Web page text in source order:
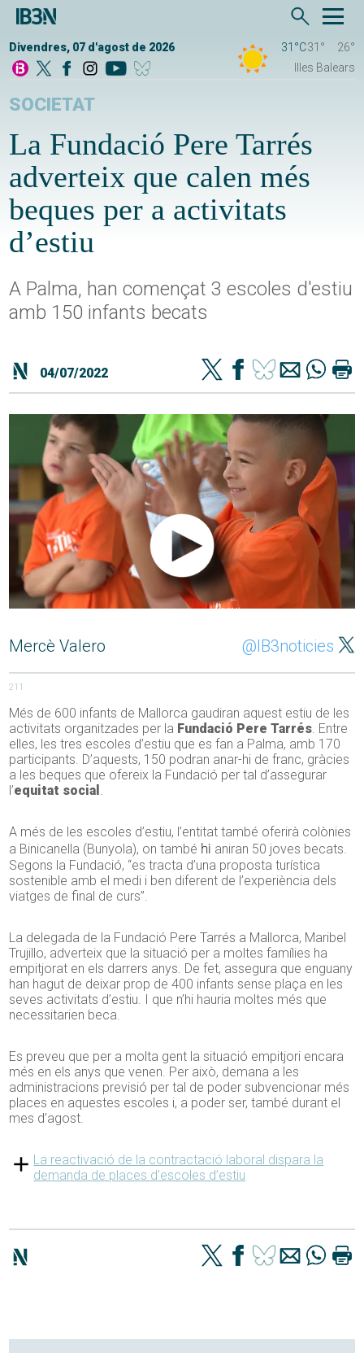
Divendres, 07 d'agost de 2026 31°C31°
26°
Illes Balears
SOCIETAT
La Fundació Pere Tarrés
adverteix que calen més
beques per a activitats
d’estiu
A Palma, han començat 3 escoles d'estiu
amb 150 infants becats
04/07/2022
Mercè Valero @IB3noticies
211
Més de 600 infants de Mallorca gaudiran aquest estiu de les
activitats organitzades per la Fundació Pere Tarrés. Entre
elles, les tres escoles d’estiu que es fan a Palma, amb 170
participants. D’aquests, 150 podran anar-hi de franc, gràcies
a les beques que ofereix la Fundació per tal d’assegurar
l’equitat social .
A més de les escoles d’estiu, l’entitat també oferirà colònies
a Binicanella (Bunyola), on també hi aniran 50 joves becats.
Segons la Fundació, “es tracta d’una proposta turística
sostenible amb el medi i ben diferent de l’experiència dels
viatges de final de curs”.
La delegada de la Fundació Pere Tarrés a Mallorca, Maribel
Trujillo, adverteix que la situació per a moltes famílies ha
empitjorat en els darrers anys. De fet, assegura que enguany
han hagut de deixar prop de 400 infants sense plaça en les
seves activitats d’estiu. I que n’hi hauria moltes més que
necessitarien beca.
Es preveu que per a molta gent la situació empitjori encara
més en els anys que venen. Per això, demana a les
administracions previsió per tal de poder subvencionar més
places en aquestes escoles i, a poder ser, també durant el
mes d’agost.
La reactivació de la contractació laboral dispara la
demanda de places d’escoles d’estiu